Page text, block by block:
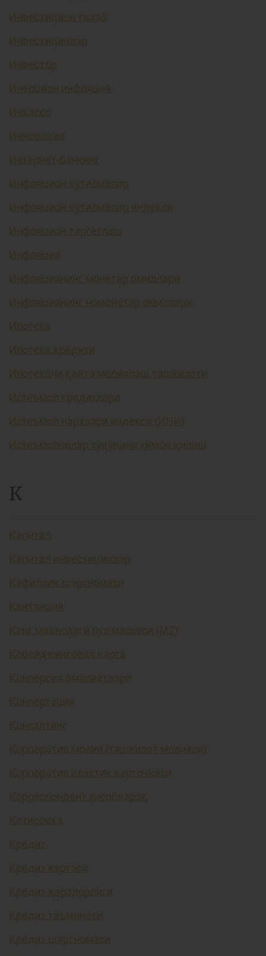
Инвестицион талаб
Инвестициялар
Инвестор
Инерцион инфляция
Инкассо
Инновация
Интернет-банкинг
Инфляцион кутилмалар
Инфляцион кутилмалар индекси
Инфляцион таргетлаш
Инфляция
Инфляциянинг монетар омиллари
Инфляциянинг номонетар омиллари
Ипотека
Ипотека кредити
Ипотекани қайта молиялаш ташкилоти
Истеъмол кредитлари
Истеъмол нархлари индекси (ИНИ)
Истеъмолчилар ҳуқуқини ҳимоя қилиш
К
Капитал
Капитал инвестициялар
Кафиллик шартномаси
Квитанция
Кенг маънодаги пул массаси (М2)
Кобейджинговая карта
Конверсия амалиётлари
Конвертация
Консалтинг
Корпоратив молия (ташкилот молияси)
Корпоратив пластик карточкаси
Корреспондент ҳисобварақ
Котировка
Кредит
Кредит картаси
Кредит қарздорлиги
Кредит таъминоти
Кредит шартномаси